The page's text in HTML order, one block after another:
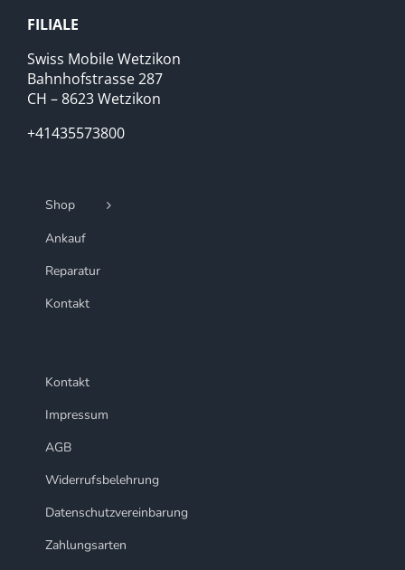
FILIALE
Swiss Mobile Wetzikon
Bahnhofstrasse 287
CH – 8623 Wetzikon
+41435573800
Shop
Ankauf
Reparatur
Kontakt
Kontakt
Impressum
AGB
Widerrufsbelehrung
Datenschutzvereinbarung
Zahlungsarten